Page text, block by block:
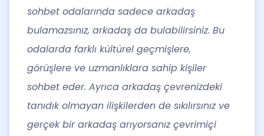
sohbet odalarında sadece arkadaş
bulamazsınız, arkadaş da bulabilirsiniz. Bu
odalarda farklı kültürel geçmişlere,
görüşlere ve uzmanlıklara sahip kişiler
sohbet eder. Ayrıca arkadaş çevrenizdeki
tanıdık olmayan ilişkilerden de sıkılırsınız ve
gerçek bir arkadaş arıyorsanız çevrimiçi